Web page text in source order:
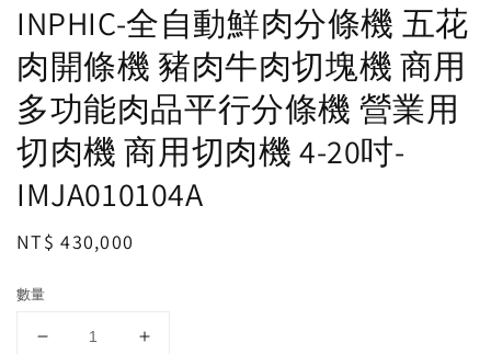
INPHIC-全自動鮮肉分條機 五花
肉開條機 豬肉牛肉切塊機 商用
多功能肉品平行分條機 營業用
切肉機 商用切肉機 4-20吋-
IMJA010104A
Regular
NT$ 430,000
數量